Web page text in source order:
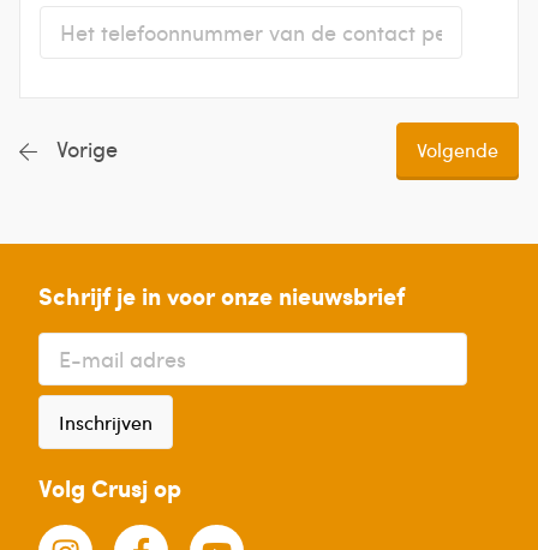
Vorige
Schrijf je in voor onze nieuwsbrief
Inschrijven
Volg Crusj op